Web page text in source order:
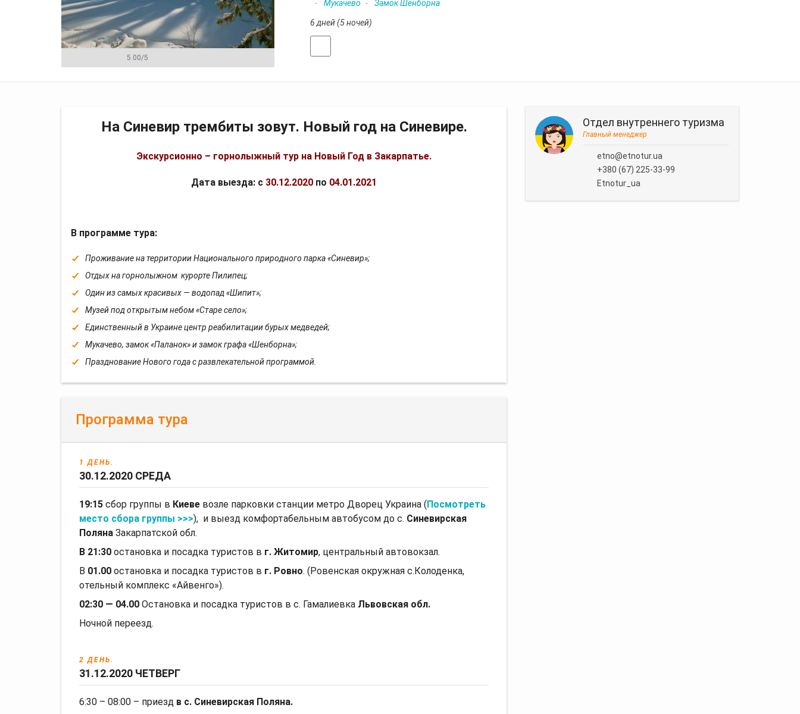
5.00/5
Мукачево
Замок Шенборна
6 дней (5 ночей)
На Синевир трембиты зовут. Новый год на Синевире.
Экскурсионно – горнолыжный тур на Новый Год в Закарпатье.
Дата выезда: с 30.12.2020 по 04.01.2021
В программе тура:
Проживание на территории Национального природного парка «Синевир»;
Отдых на горнолыжном курорте Пилипец;
Один из самых красивых — водопад «Шипит»;
Музей под открытым небом «Старе село»;
Единственный в Украинецентр реабилитации бурых медведей;
Мукачево, замок «Паланок» и замок графа «Шенборна»;
Празднование Нового года с развлекательной программой.
Программа тура
1 ДЕНЬ.
30.12.2020 СРЕДА
19:15 сбор группы в Киеве возле парковки станции метро Дворец Украина ( Посмотреть
место сбора группы >>>), и выезд комфортабельным автобусом до c. Синевирская
Поляна Закарпатской обл.
В 21:30 остановка и посадка туристов в г. Житомир, центральный автовокзал.
В 01.00 остановка и посадка туристов в г. Ровно. (Ровенская окружная с.Колоденка,
отельный комплекс «Айвенго»).
02:30 — 04.00 Остановка и посадка туристов в с. Гамалиевка Львовская обл.
Ночной переезд.
2 ДЕНЬ.
31.12.2020 ЧЕТВЕРГ
6:30 – 08:00 – приезд в c. Синевирская Поляна.
Отдел внутреннего туризма
Главный менеджер
etno@etnotur.ua
+380 (67) 225-33-99
Etnotur_ua